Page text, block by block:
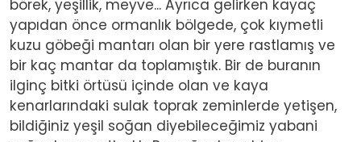
börek, yeşillik, meyve... Ayrıca gelirken kayaç
yapıdan önce ormanlık bölgede, çok kıymetli
kuzu göbeği mantarı olan bir yere rastlamış ve
bir kaç mantar da toplamıştık. Bir de buranın
ilginç bitki örtüsü içinde olan ve kaya
kenarlarındaki sulak toprak zeminlerde yetişen,
bildiğiniz yeşil soğan diyebileceğimiz yabani